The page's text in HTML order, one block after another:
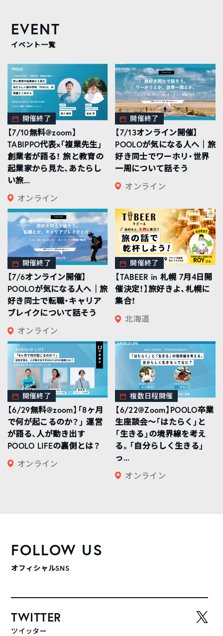
EVENT
イベント一覧
開催終了
【7/10無料@zoom】
TABIPPO代表×「複業先生」
創業者が語る！ 旅と教育の
起業家から見た、あたらし
い旅...
オンライン
開催終了
【7/13オンライン開催】
POOLOが気になる人へ｜旅
好き同士でワーホリ・世界
一周について話そう
オンライン
開催終了
【7/6オンライン開催】
POOLOが気になる人へ｜旅
好き同士で転職・キャリア
ブレイクについて話そう
オンライン
開催終了
【TABEER in 札幌 7月4日開
催決定！】旅好きよ、札幌に
集合！
北海道
開催終了
【6/29無料@zoom】「8ヶ月
で何が起こるのか？」 運営
が語る、人が動き出す
POOLO LIFEの裏側とは？
オンライン
複数日程開催
【6/22@Zoom】POOLO卒業
生座談会〜「はたらく」と
「生きる」の境界線を考え
る。「自分らしく生きる」
っ...
オンライン
FOLLOW US
オフィシャルSNS
TWITTER
ツイッター